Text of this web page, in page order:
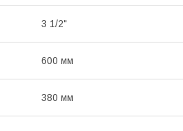
3 1/2"
600 мм
380 мм